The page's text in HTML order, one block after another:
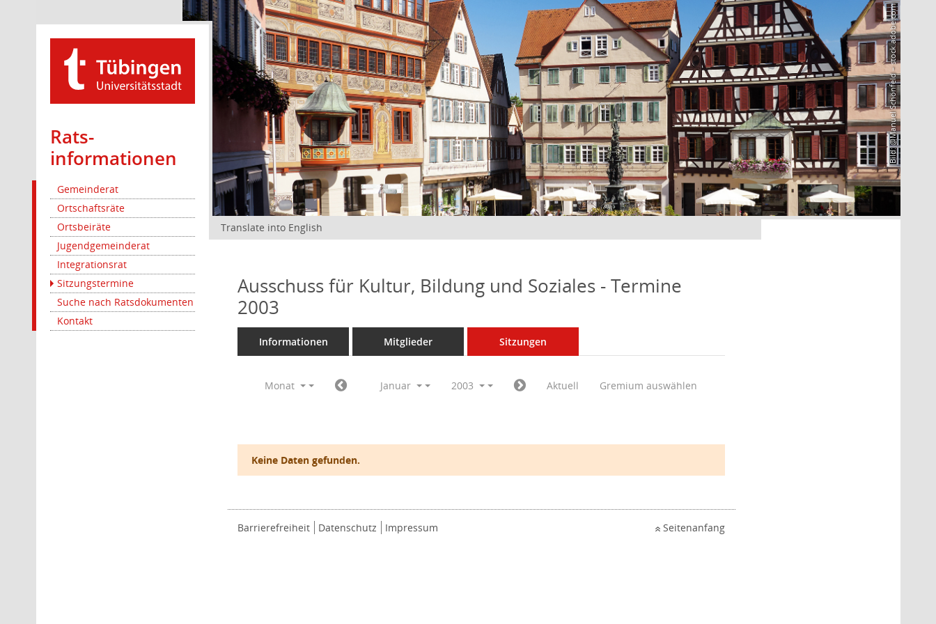
Rats­
informationen
Gemeinderat
Ortschaftsräte
Ortsbeiräte
Jugendgemeinderat
Integrationsrat
Sitzungstermine
Suche nach Ratsdokumenten
Kontakt
Bild: @Manuel Schönfeld – stock.adobe.com
Translate into English
Ausschuss für Kultur, Bildung und Soziales - Termine
2003
Informationen Mitglieder Sitzungen
Monat Januar 2003 Aktuell Gremium auswählen
Keine Daten gefunden.
Barrierefreiheit Datenschutz Impressum Seitenanfang